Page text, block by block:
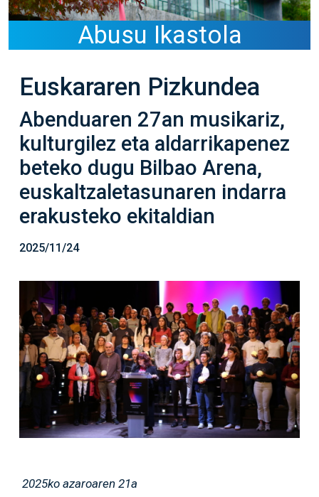
Abusu Ikastola
Euskararen Pizkundea
Abenduaren 27an musikariz,
kulturgilez eta aldarrikapenez
beteko dugu Bilbao Arena,
euskaltzaletasunaren indarra
erakusteko ekitaldian
2025/11/24
Irudia
2025ko azaroaren 21a